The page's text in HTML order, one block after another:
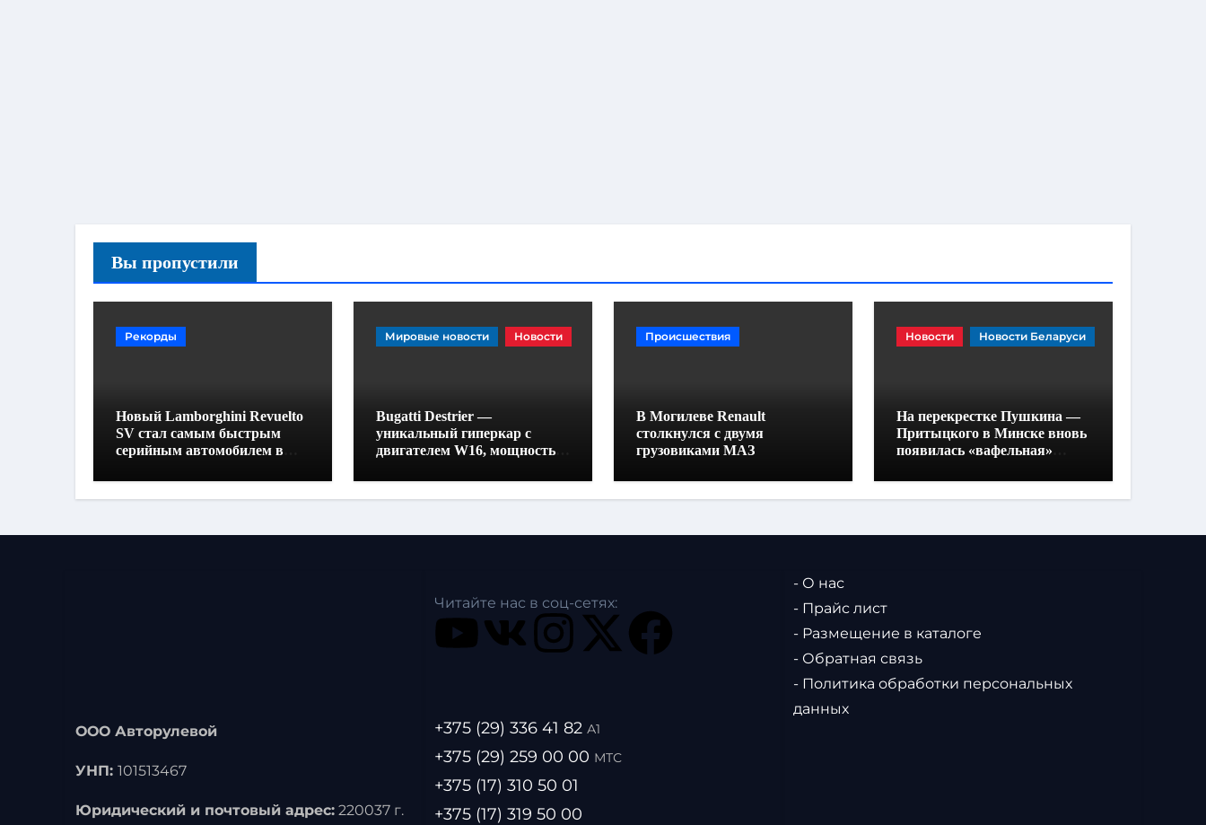
Вы пропустили
Рекорды
Новый Lamborghini Revuelto
SV стал самым быстрым
серийным автомобилем в
Мировые новости Новости
Bugatti Destrier —
уникальный гиперкар с
двигателем W16, мощностью
высотой всего один метр
Происшествия
В Могилеве Renault
столкнулся с двумя
грузовиками МАЗ
Новости Новости Беларуси
На перекрестке Пушкина —
Притыцкого в Минске вновь
появилась «вафельная»
ООО Авторулевой
УНП: 101513467
Юридический и почтовый адрес: 220037 г.
Читайте нас в соц-сетях:
+375 (29) 336 41 82 А1
+375 (29) 259 00 00 МТС
+375 (17) 310 50 01
+375 (17) 319 50 00
- О нас
- Прайс лист
- Размещение в каталоге
- Обратная связь
- Политика обработки персональных
данных